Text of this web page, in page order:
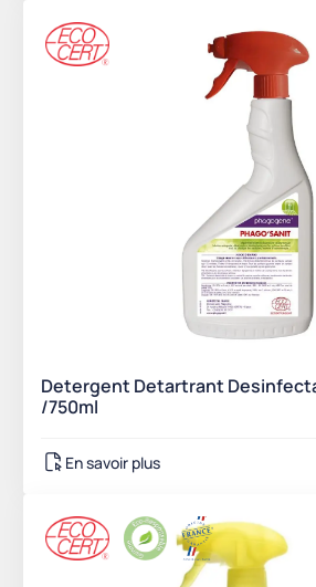
Detergent Detartrant
/750ml
En savoir plus